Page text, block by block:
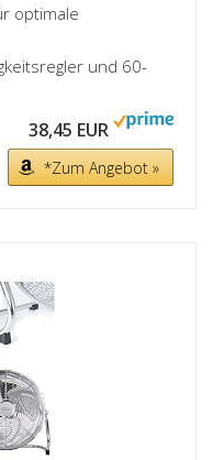
optimale
und 60-
38,45 EUR
*Zum Angebot »